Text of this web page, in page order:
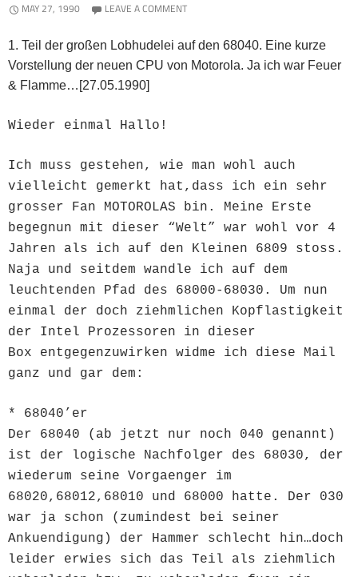
MAY 27, 1990 LEAVE A COMMENT
1. Teil der großen Lobhudelei auf den 68040. Eine kurze
Vorstellung der neuen CPU von Motorola. Ja ich war Feuer
& Flamme…[27.05.1990]
Wieder einmal Hallo!
Ich muss gestehen, wie man wohl auch
vielleicht gemerkt hat,dass ich ein sehr
grosser Fan MOTOROLAS bin. Meine Erste
begegnun mit dieser “Welt” war wohl vor 4
Jahren als ich auf den Kleinen 6809 stoss.
Naja und seitdem wandle ich auf dem
leuchtenden Pfad des 68000-68030. Um nun
einmal der doch ziehmlichen Kopflastigkeit
der Intel Prozessoren in dieser
Box entgegenzuwirken widme ich diese Mail
ganz und gar dem:
* 68040’er
Der 68040 (ab jetzt nur noch 040 genannt)
ist der logische Nachfolger des 68030, der
wiederum seine Vorgaenger im
68020,68012,68010 und 68000 hatte. Der 030
war ja schon (zumindest bei seiner
Ankuendigung) der Hammer schlecht hin…doch
leider erwies sich das Teil als ziehmlich